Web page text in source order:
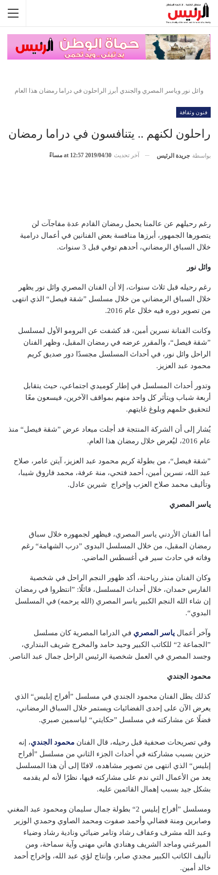
وائل نور وياسر المصري والجندي أبرز الراحلون في دراما رمضان هذا العام
فنون وثقافة
راحلون لكنهم .. يتنافسون في دراما رمضان
بواسطة جريدة الرئيس آخر تحديث 2019/04/30 at 12:57 مساءً
رغم رحيلهم عن عالمنا يحمل رمضان القادم عدة مفاجآت لن
يتصورها الجمهور، أبرزها منافسة بعض الفنانين في أعمال درامية
خلال السباق الرمضاني، أحدهم توفي قبل 3 سنوات.
وائل نور
رغم رحيله قبل ثلاث سنوات، إلا أن الفنان المصري وائل نور يظهر
خلال السباق الرمضاني من خلال مسلسل ”شقة فيصل“ الذي انتهى
من تصوير دوره فيه خلال عام 2016.
وكانت الفنانة نسرين أمين، قد كشفت عن البرومو الأول لمسلسل
”شقة فيصل“، والمقرر عرضه في رمضان المقبل، وظهر الفنان
الراحل وائل نور، في أحداث المسلسل مجسدًا دور صديق كريم
محمود عبد العزيز.
وتدور أحداث المسلسل في إطار كوميدي اجتماعي، حيث يتقابل
أربعة شباب ويتأثر كل واحد منهم بمواقف الآخرين، فيسعون معًا
لتحقيق حلمهم وبلوغ غايتهم.
يُشار إلى أن الشركة المنتجة قد أجلت ميعاد عرض ”شقة فيصل“ منذ
عام 2016، ليُعرض خلال رمضان هذا العام.
”شقة فيصل“، من بطولة كريم محمود عبد العزيز، آيتن عامر، صلاح
عبد الله، نسرين أمين، أحمد فتحي، منة عرفة، محمد فاروق شيبا،
وتأليف محمد صلاح العزب وإخراج شيرين عادل.
ياسر المصري
أما الفنان الأردني ياسر المصري، فيظهر لجمهوره خلال سباق
رمضان المقبل، من خلال المسلسل البدوى ”درب الشهامة“ رغم
وفاته في حادث سير في أغسطس الماضي.
وكان الفنان منذر رياحنة، أكد ظهور النجم الراحل في شخصية
الفارس حمدان، خلال أحداث المسلسل، قائلًا: ”انتظروا في رمضان
إن شاء الله النجم الكبير ياسر المصري (الله يرحمه) في المسلسل
البدوي“.
وآخر أعمال ياسر المصري في الدراما المصرية كان مسلسل
”الجماعة 2“ للكاتب الكبير وحيد حامد والمخرج شريف البنداري،
وجسد المصري في العمل شخصية الرئيس الراحل جمال عبد الناصر.
محمود الجندي
كذلك يطل الفنان محمود الجندي في مسلسل ”أفراح إبليس“ الذي
يعرض الآن على إحدى الفضائيات ويستمر خلال السباق الرمضاني،
فضلًا عن مشاركته في مسلسل ”حكايتي“ لياسمين صبري.
وفي تصريحات صحفية قبل رحيله، قال الفنان محمود الجندي، إنه
حزين بسبب مشاركته في أحداث الجزء الثاني من مسلسل ”أفراح
إبليس“ الذي انتهى من تصوير مشاهده، لافتًا إلى أن هذا المسلسل
يعد من الأعمال التي ندم على مشاركته فيها، نظرًا لأنه لم يقدمه
بشكل جيد بسبب إهمال القائمين عليه.
ومسلسل ”أفراح إبليس 2“ بطولة جمال سليمان ومحمود عبد المغني
وصابرين ومنة فضالي وأحمد صفوت ومحمد الصاوي وحمدي الوزير
وعبد الله مشرف وعفاف رشاد وتامر ضيائي ونادية رشاد وضياء
الميرغني وماجد الشريف وهنادي هاني مهنى وآية سماحة، ومن
تأليف الكاتب الكبير مجدي صابر، وإنتاج لؤي عبد الله، وإخراج أحمد
خالد أمين.